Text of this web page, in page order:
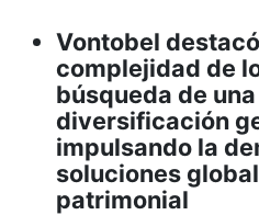
Vontobel
complejidad de
búsqueda de
diversificación
impulsando la
soluciones
patrimonial